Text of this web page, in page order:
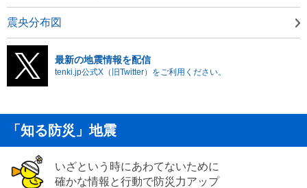
震央分布図
最新の地震情報を配信
tenki.jp公式X（旧Twitter）をご利用ください。
「知る防災」地震
いざという時にあわてないために
確かな情報と行動で防災力アップ